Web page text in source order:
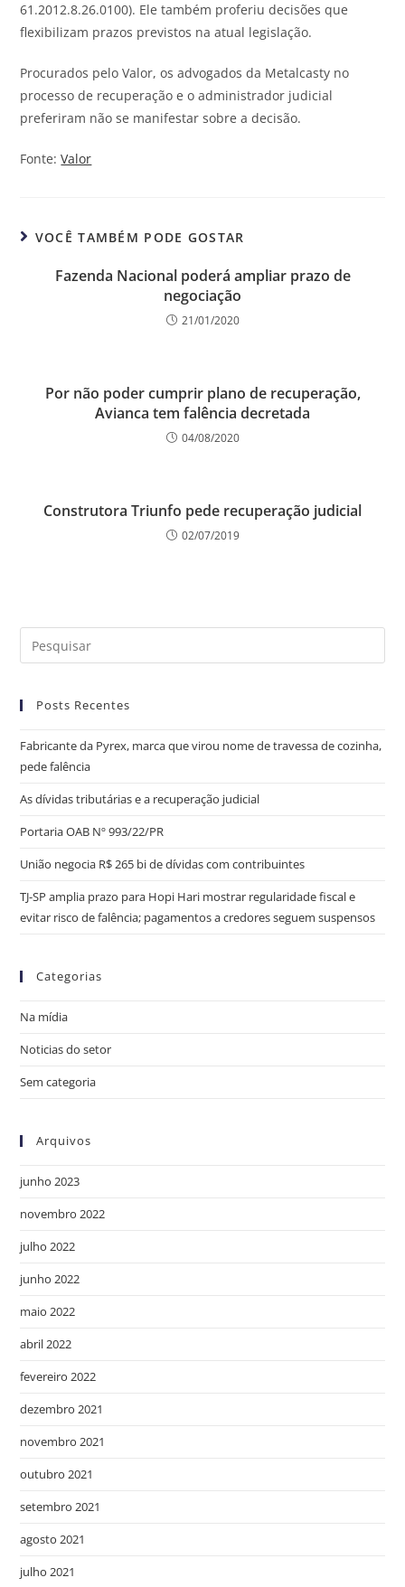
61.2012.8.26.0100). Ele também proferiu decisões que
flexibilizam prazos previstos na atual legislação.
Procurados pelo Valor, os advogados da Metalcasty no
processo de recuperação e o administrador judicial
preferiram não se manifestar sobre a decisão.
Fonte:Valor
VOCÊ TAMBÉM PODE GOSTAR
Fazenda Nacional poderá ampliar prazo de
negociação
21/01/2020
Por não poder cumprir plano de recuperação,
Avianca tem falência decretada
04/08/2020
Construtora Triunfo pede recuperação judicial
02/07/2019
Posts Recentes
Fabricante da Pyrex, marca que virou nome de travessa de cozinha,
pede falência
As dívidas tributárias e a recuperação judicial
Portaria OAB Nº 993/22/PR
União negocia R$ 265 bi de dívidas com contribuintes
TJ-SP amplia prazo para Hopi Hari mostrar regularidade fiscal e
evitar risco de falência; pagamentos a credores seguem suspensos
Categorias
Na mídia
Noticias do setor
Sem categoria
Arquivos
junho 2023
novembro 2022
julho 2022
junho 2022
maio 2022
abril 2022
fevereiro 2022
dezembro 2021
novembro 2021
outubro 2021
setembro 2021
agosto 2021
julho 2021